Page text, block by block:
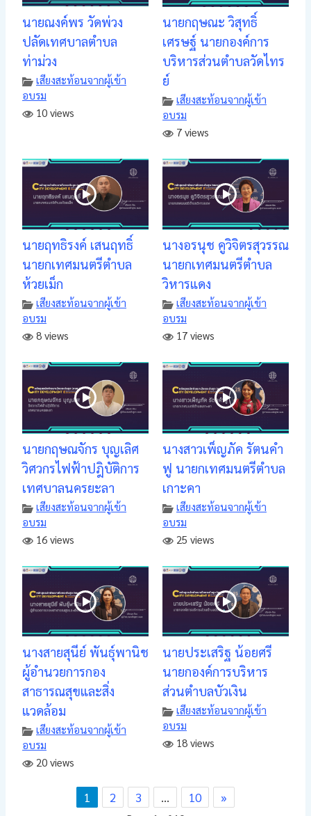
นายณงค์พร วัดพ่วง
ปลัดเทศบาลตำบล
ท่าม่วง
เสียงสะท้อนจากผู้เข้า
อบรม
10 views
นายกฤษณะ วิสุทธิ์
เศรษฐ์ นายกองค์การ
บริหารส่วนตำบลวัดไทร
ย์
เสียงสะท้อนจากผู้เข้า
อบรม
7 views
นายฤทธิรงค์ เสนฤทธิ์
นายกเทศมนตรีตำบล
ห้วยเม็ก
เสียงสะท้อนจากผู้เข้า
อบรม
8 views
นางอรนุช คูวิจิตรสุวรรณ
นายกเทศมนตรีตำบล
วิหารแดง
เสียงสะท้อนจากผู้เข้า
อบรม
17 views
นายกฤษณจักร บุญเลิศ
วิศวกรไฟฟ้าปฎิบัติการ
เทศบาลนครยะลา
เสียงสะท้อนจากผู้เข้า
อบรม
16 views
นางสาวเพ็ญภัค รัตนคำ
ฟู นายกเทศมนตรีตำบล
เกาะคา
เสียงสะท้อนจากผู้เข้า
อบรม
25 views
นางสายสุนีย์ พันธุ์พานิช
ผู้อำนวยการกอง
สาธารณสุขและสิ่ง
แวดล้อม
เสียงสะท้อนจากผู้เข้า
อบรม
20 views
นายประเสริฐ น้อยศรี
นายกองค์การบริหาร
ส่วนตำบลบัวเงิน
เสียงสะท้อนจากผู้เข้า
อบรม
18 views
1 2 3 … 10 »